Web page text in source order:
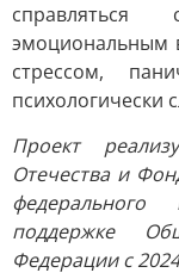
эмоциональным
стрессом,
психологически
Проект
Отечества и
федерального
поддержке
Федерации с